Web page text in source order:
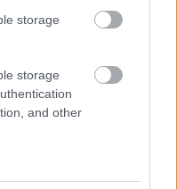
storage
storage
and other